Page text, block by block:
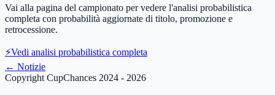
Vai alla pagina del campionato per vedere l'analisi probabilistica
completa con probabilità aggiornate di titolo, promozione e
retrocessione.
⚡Vedi analisi probabilistica completa
← Notizie
Copyright CupChances 2024 - 2026